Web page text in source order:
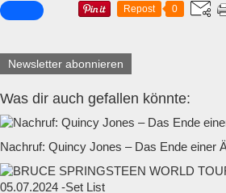
Repost 0
Newsletter abonnieren
Was dir auch gefallen könnte:
Nachruf: Quincy Jones – Das Ende einer